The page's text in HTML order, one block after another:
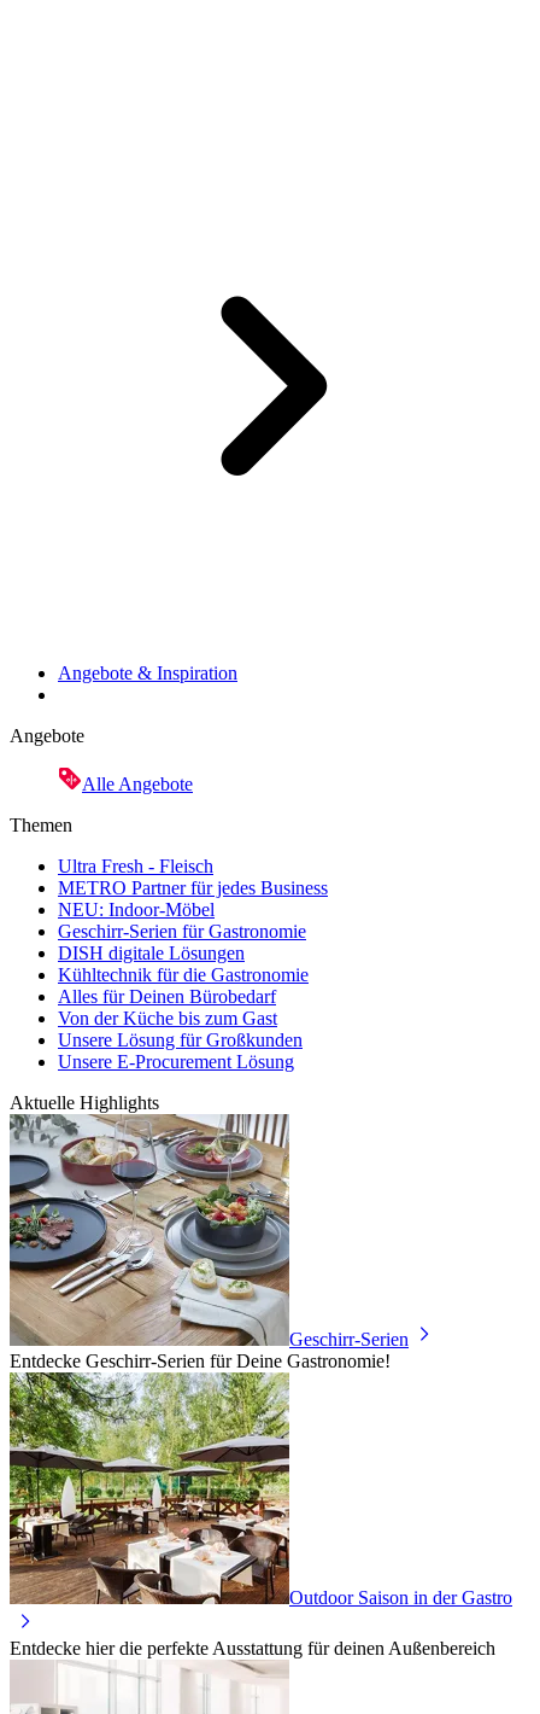
Angebote & Inspiration
Angebote
Alle Angebote
Themen
Ultra Fresh - Fleisch
METRO Partner für jedes Business
NEU: Indoor-Möbel
Geschirr-Serien für Gastronomie
DISH digitale Lösungen
Kühltechnik für die Gastronomie
Alles für Deinen Bürobedarf
Von der Küche bis zum Gast
Unsere Lösung für Großkunden
Unsere E-Procurement Lösung
Aktuelle Highlights
Geschirr-Serien
Entdecke Geschirr-Serien für Deine Gastronomie!
Outdoor Saison in der Gastro
Entdecke hier die perfekte Ausstattung für deinen Außenbereich